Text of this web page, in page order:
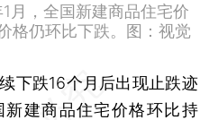
月，全国新建商品住宅价
格仍环比下跌。图：视觉
下跌16个月后出现止跌迹
建商品住宅价格环比持